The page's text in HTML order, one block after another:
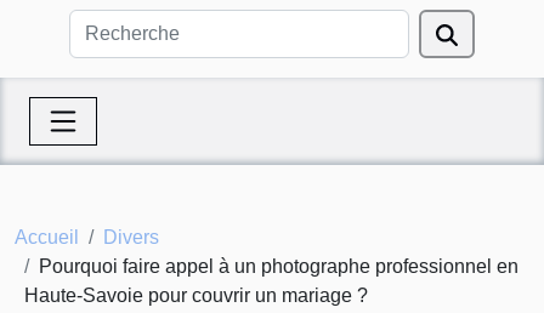
Accueil
Divers
Pourquoi faire appel à un photographe professionnel en
Haute-Savoie pour couvrir un mariage ?